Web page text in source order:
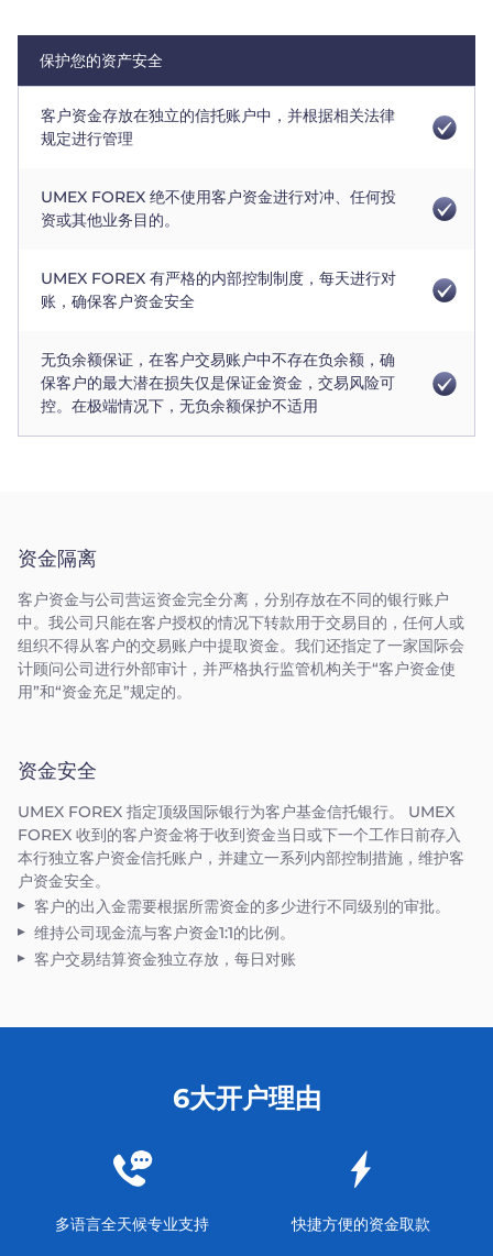
保护您的资产安全
客户资金存放在独立的信托账户中，并根据相关法律
规定进行管理
UMEX FOREX 绝不使用客户资金进行对冲、任何投
资或其他业务目的。
UMEX FOREX 有严格的内部控制制度，每天进行对
账，确保客户资金安全
无负余额保证，在客户交易账户中不存在负余额，确
保客户的最大潜在损失仅是保证金资金，交易风险可
控。在极端情况下，无负余额保护不适用
资金隔离
客户资金与公司营运资金完全分离，分别存放在不同的银行账户
中。我公司只能在客户授权的情况下转款用于交易目的，任何人或
组织不得从客户的交易账户中提取资金。我们还指定了一家国际会
计顾问公司进行外部审计，并严格执行监管机构关于“客户资金使
用”和“资金充足”规定的。
资金安全
UMEX FOREX 指定顶级国际银行为客户基金信托银行。 UMEX
FOREX 收到的客户资金将于收到资金当日或下一个工作日前存入
本行独立客户资金信托账户，并建立一系列内部控制措施，维护客
户资金安全。
客户的出入金需要根据所需资金的多少进行不同级别的审批。
维持公司现金流与客户资金1:1的比例。
客户交易结算资金独立存放，每日对账
6大开户理由
多语言全天候专业支持 快捷方便的资金取款